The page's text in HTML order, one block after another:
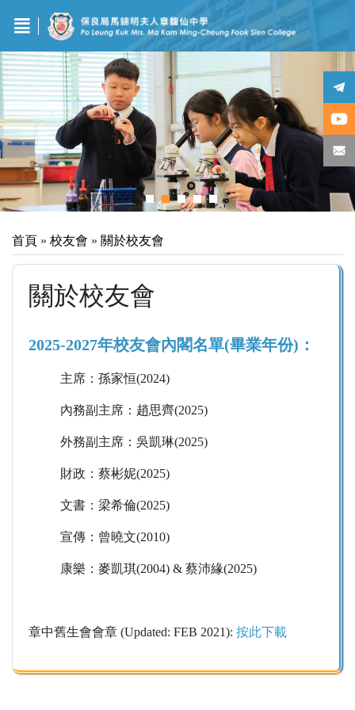
首頁 » 校友會 » 關於校友會
關於校友會
2025-2027年校友會內閣名單(畢業年份)：
主席：孫家恒(2024)
內務副主席：趙思齊(2025)
外務副主席：吳凱琳(2025)
財政：蔡彬妮(2025)
文書：梁希倫(2025)
宣傳：曾曉文(2010)
康樂：麥凱琪(2004) & 蔡沛緣(2025)
章中舊生會會章 (Updated: FEB 2021): 按此下載